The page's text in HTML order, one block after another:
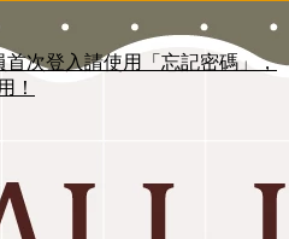
首次登入請使用「忘記密碼」，
！